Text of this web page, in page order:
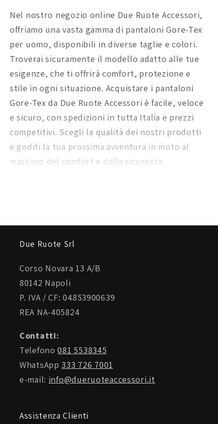
Nel nostro negozio online Due Ruote Accessori,
offriamo una vasta gamma di pantaloni Gore-Tex
per uomo, disponibili in diverse taglie e colori.
Troverai sicuramente il modello adatto alle tue
esigenze, che ti offrirà comfort, protezione e
stile in ogni situazione. Acquistare i pantaloni
Gore-Tex da Due Ruote Accessori è facile, veloce
e sicuro, con spedizioni in tutta Italia e prezzi
competitivi. Scegli la qualità dei nostri prodotti
e goditi la tua prossima avventura in moto al
massimo del comfort e della sicurezza.
Due Ruote Srl
Corso Novara 13 A/B
80142 Napoli
P. IVA / CF: 04853900639
REA NA-405824
Contatti:
Telefono081 5538345
WhatsApp 333 726 7001
e-mail: info@dueruoteaccessori.it
Assistenza Clienti